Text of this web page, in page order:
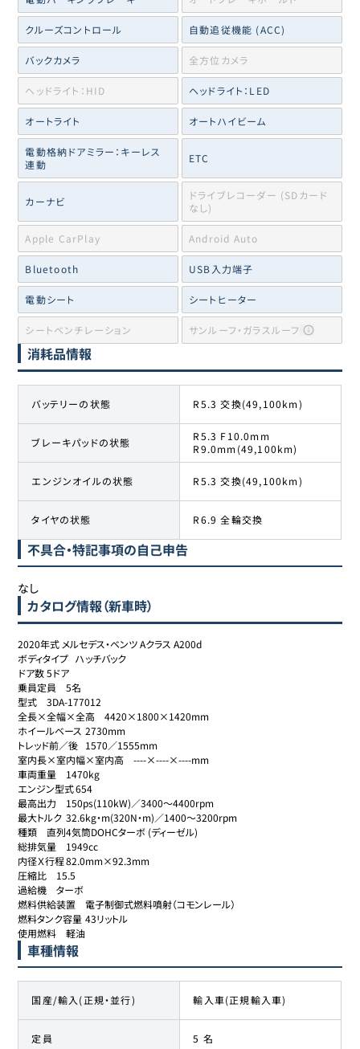
クルーズコントロール 自動追従機能 (ACC)
バックカメラ 全方位カメラ
ヘッドライト：HID ヘッドライト：LED
オートライト オートハイビーム
電動格納ドアミラー：キーレス
連動
ETC
カーナビ
ドライブレコーダー (SDカード
なし)
Apple CarPlay Android Auto
Bluetooth USB入力端子
電動シート シートヒーター
シートベンチレーション サンルーフ・ガラスルーフ
消耗品情報
バッテリーの状態 R5.3 交換(49,100km)
ブレーキパッドの状態
R5.3 F10.0mm
R9.0mm(49,100km)
エンジンオイルの状態 R5.3 交換(49,100km)
タイヤの状態 R6.9 全輪交換
不具合・特記事項の自己申告
なし
カタログ情報（新車時）
2020年式 メルセデス・ベンツ Aクラス A200d
ボディタイプ	ハッチバック
ドア数	5ドア
乗員定員	5名
型式	3DA-177012
全長×全幅×全高	4420×1800×1420mm
ホイールベース	2730mm
トレッド前／後	1570／1555mm
室内長×室内幅×室内高	----×----×----mm
車両重量	1470kg
エンジン型式	654
最高出力	150ps(110kW)／3400～4400rpm
最大トルク	32.6kg・m(320N・m)／1400～3200rpm
種類	直列4気筒DOHCターボ (ディーゼル)
総排気量	1949cc
内径Ｘ行程	82.0mm×92.3mm
圧縮比	15.5
過給機	ターボ
燃料供給装置	電子制御式燃料噴射（コモンレール）
燃料タンク容量	43リットル
使用燃料	軽油
車種情報
国産/輸入(正規・並行) 輸入車(正規輸入車)
定員 5 名